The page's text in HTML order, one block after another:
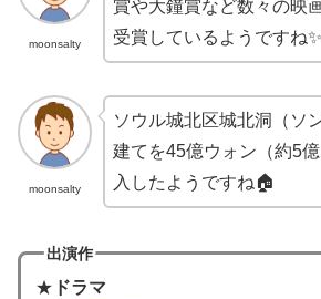
moonsalty
賞や大鐘賞など数々の映
受賞しているようですね✨
moonsalty
ソウル城北区城北洞（ソ
建てを45億ウォン（約5
入したようですね🏠
出演作
★ ドラマ